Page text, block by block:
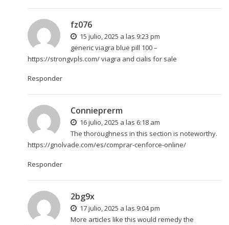
fz076
15 julio, 2025 a las 9:23 pm
generic viagra blue pill 100 –
https://strongvpls.com/viagra and cialis for sale
Responder
Connieprerm
16 julio, 2025 a las 6:18 am
The thoroughness in this section is noteworthy.
https://gnolvade.com/es/comprar-cenforce-online/
Responder
2bg9x
17 julio, 2025 a las 9:04 pm
More articles like this would remedy the